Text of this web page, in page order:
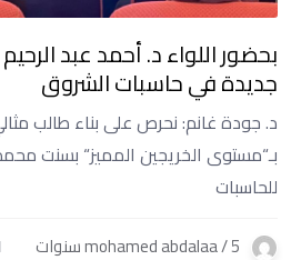
بحضور اللواء د. أحمد عبد
جديدة في حاسبات الشروق
د. جودة غانم: نحرص على بناء طالب
بـ“مستوى الخريجين المميز“ بسنت
للحاسبات
mohamed abdalaa / 5 سنوات